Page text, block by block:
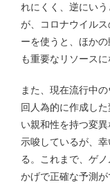
れにくく、逆にい
が、コロナウイル
ーを使うと、ほか
も重要なリソースに
また、現在流行中
回人為的に作成し
い親和性を持つ変
示唆しているが、
る。これまで、ゲ
かげで正確な予測が